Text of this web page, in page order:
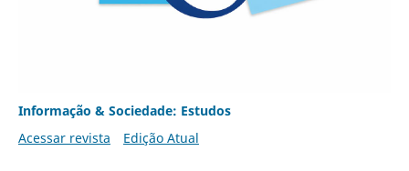
Informação & Sociedade: Estudos
Acessar revista
Edição Atual